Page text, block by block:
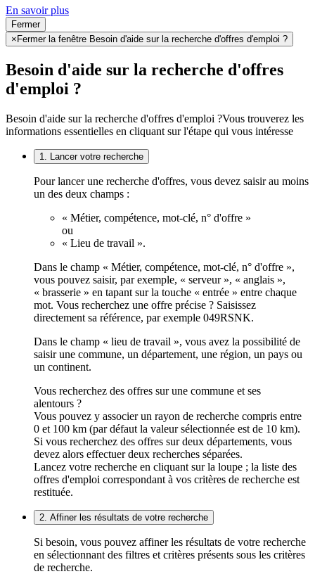
En savoir plus
Fermer
× Fermer la fenêtre Besoin d'aide sur la recherche d'offres d'emploi ?
Besoin d'aide sur la recherche d'offres
d'emploi ?
Besoin d'aide sur la recherche d'offres d'emploi ?Vous trouverez les
informations essentielles en cliquant sur l'étape qui vous intéresse
1. Lancer votre recherche
Pour lancer une recherche d'offres, vous devez saisir au moins
un des deux champs :
« Métier, compétence, mot-clé, n° d'offre »
ou
« Lieu de travail ».
Dans le champ « Métier, compétence, mot-clé, n° d'offre »,
vous pouvez saisir, par exemple, « serveur », « anglais »,
« brasserie » en tapant sur la touche « entrée » entre chaque
mot. Vous recherchez une offre précise ? Saisissez
directement sa référence, par exemple 049RSNK.
Dans le champ « lieu de travail », vous avez la possibilité de
saisir une commune, un département, une région, un pays ou
un continent.
Vous recherchez des offres sur une commune et ses
alentours ?
Vous pouvez y associer un rayon de recherche compris entre
0 et 100 km (par défaut la valeur sélectionnée est de 10 km).
Si vous recherchez des offres sur deux départements, vous
devez alors effectuer deux recherches séparées.
Lancez votre recherche en cliquant sur la loupe ; la liste des
offres d'emploi correspondant à vos critères de recherche est
restituée.
2. Affiner les résultats de votre recherche
Si besoin, vous pouvez affiner les résultats de votre recherche
en sélectionnant des filtres et critères présents sous les critères
de recherche.